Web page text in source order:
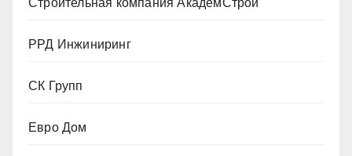
Строительная компания АкадемСтрой
РРД Инжиниринг
СК Групп
Евро Дом